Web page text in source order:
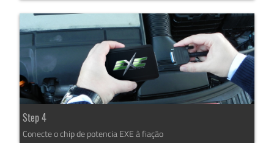
Step 4
Conecte o chip de potencia EXE à fiação